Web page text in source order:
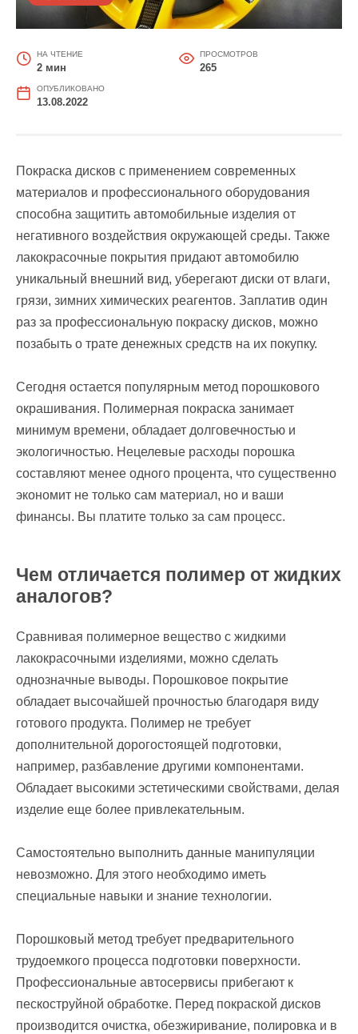
НА ЧТЕНИЕ
2 мин
ПРОСМОТРОВ
265
ОПУБЛИКОВАНО
13.08.2022
Покраска дисков с применением современных
материалов и профессионального оборудования
способна защитить автомобильные изделия от
негативного воздействия окружающей среды. Также
лакокрасочные покрытия придают автомобилю
уникальный внешний вид, уберегают диски от влаги,
грязи, зимних химических реагентов. Заплатив один
раз за профессиональную покраску дисков, можно
позабыть о трате денежных средств на их покупку.
Сегодня остается популярным метод порошкового
окрашивания. Полимерная покраска занимает
минимум времени, обладает долговечностью и
экологичностью. Нецелевые расходы порошка
составляют менее одного процента, что существенно
экономит не только сам материал, но и ваши
финансы. Вы платите только за сам процесс.
Чем отличается полимер от жидких
аналогов?
Сравнивая полимерное вещество с жидкими
лакокрасочными изделиями, можно сделать
однозначные выводы. Порошковое покрытие
обладает высочайшей прочностью благодаря виду
готового продукта. Полимер не требует
дополнительной дорогостоящей подготовки,
например, разбавление другими компонентами.
Обладает высокими эстетическими свойствами, делая
изделие еще более привлекательным.
Самостоятельно выполнить данные манипуляции
невозможно. Для этого необходимо иметь
специальные навыки и знание технологии.
Порошковый метод требует предварительного
трудоемкого процесса подготовки поверхности.
Профессиональные автосервисы прибегают к
пескоструйной обработке. Перед покраской дисков
производится очистка, обезжиривание, полировка и в